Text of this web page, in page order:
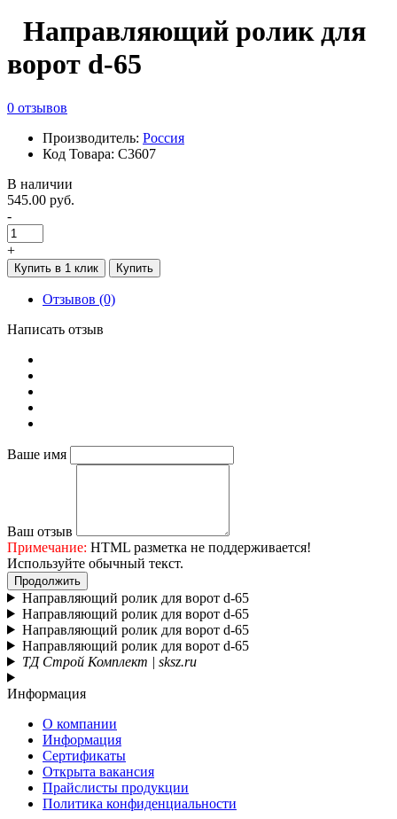
Направляющий ролик для
ворот d-65
0 отзывов
Производитель: Россия
Код Товара: С3607
В наличии
545.00 руб.
-
+
Купить в 1 клик Купить
Отзывов (0)
Написать отзыв
Ваше имя
Ваш отзыв
Примечание: HTML разметка не поддерживается!
Используйте обычный текст.
Продолжить
Направляющий ролик для ворот d-65
Направляющий ролик для ворот d-65
Направляющий ролик для ворот d-65
Направляющий ролик для ворот d-65
ТД Строй Комплект | sksz.ru
Информация
О компании
Информация
Сертификаты
Открыта вакансия
Прайслисты продукции
Политика конфиденциальности